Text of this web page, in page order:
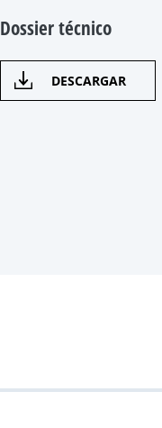
Dossier técnico
DESCARGAR